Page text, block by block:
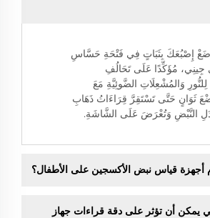
إِصْبُعَكَ بِثَبَاتٍ فِي فَتْحَةِ حَسَّاسِ
جِينِي، مُؤَكِّدًا عَلَى تَحَالُفِ
لِلنُّورِ وَالمُشْعِلَاتِ الضَّوئِيَّةِ مَعَ
ثَوَانٍ حَتَّى تَسْتَقِرَّ قِرَاءَاتُ ذَهَابِ
النَّبْضِ وَتُعْرَضَ عَلَى الشَّاشَةِ.
قياس نبض الأكسجين على الأطفال؟
يمكن أن تؤثر على دقة قراءات جهاز